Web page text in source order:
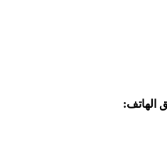
الهاتف: